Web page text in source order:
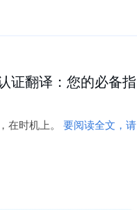
证翻译：您的必备指
在时机上。 要阅读全文，请